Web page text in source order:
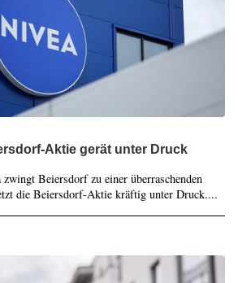
Aktie gerät unter Druck
Beiersdorf zu einer überraschenden
die Beiersdorf-Aktie kräftig unter Druck....